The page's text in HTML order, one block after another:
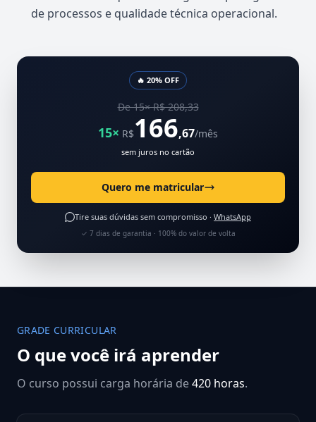
de processos e qualidade técnica operacional.
🔥 20% OFF
De 15× R$ 208,33
15× R$166,67/mês
sem juros no cartão
Quero me matricular
Tire suas dúvidas sem compromisso · WhatsApp
✓ 7 dias de garantia · 100% do valor de volta
GRADE CURRICULAR
O que você irá aprender
O curso possui carga horária de420 horas.